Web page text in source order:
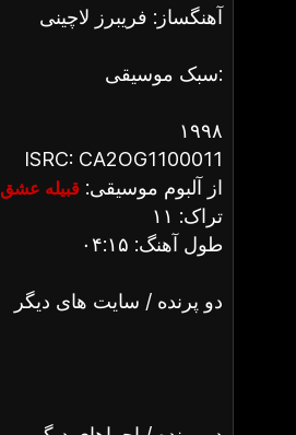
آهنگساز: فریبرز لاچینی
سبک موسیقی:
۱۹۹۸
ISRC: CA2OG1100011
از آلبوم موسیقی: قبیله عشق
تراک: ۱۱
طول آهنگ: ۰۴:۱۵
دو پرنده / سایت های دیگر